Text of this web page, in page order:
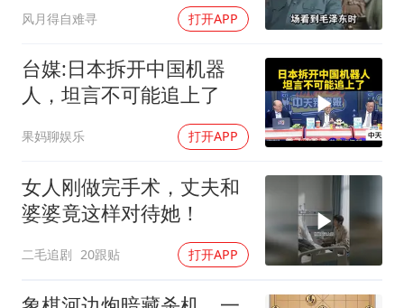
中国养老床位“三连降”
哪吒汽车南宁工厂设备降价20%拍卖
奋进开新局 实干挑大梁
风月得自难寻 打开APP
台媒:日本拆开中国机器
人，坦言不可能追上了
果妈聊娱乐 打开APP
女人刚做完手术，丈夫和
婆婆竟这样对待她！
二毛追剧 20跟贴 打开APP